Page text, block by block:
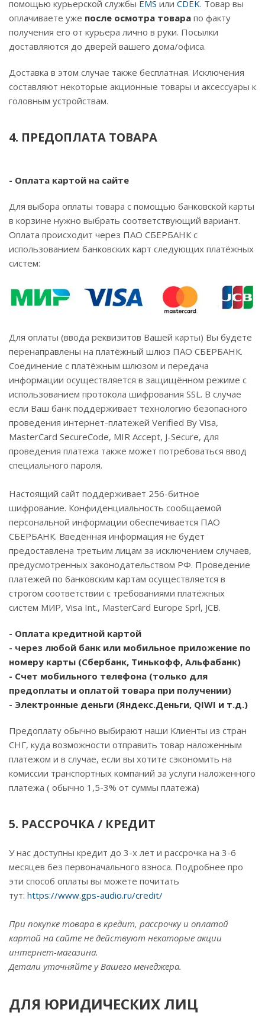
помощью курьерской службы EMS или CDEK. Товар вы
оплачиваете уже после осмотра товара по факту
получения его от курьера лично в руки. Посылки
доставляются до дверей вашего дома/офиса.
Доставка в этом случае также бесплатная. Исключения
составляют некоторые акционные товары и аксессуары к
головным устройствам.
4. ПРЕДОПЛАТА ТОВАРА
- Оплата картой на сайте
Для выбора оплаты товара с помощью банковской карты
в корзине нужно выбрать соответствующий вариант.
Оплата происходит через ПАО СБЕРБАНК с
использованием банковских карт следующих платёжных
систем:
Для оплаты (ввода реквизитов Вашей карты) Вы будете
перенаправлены на платёжный шлюз ПАО СБЕРБАНК.
Соединение с платёжным шлюзом и передача
информации осуществляется в защищённом режиме с
использованием протокола шифрования SSL. В случае
если Ваш банк поддерживает технологию безопасного
проведения интернет-платежей Verified By Visa,
MasterCard SecureCode, MIR Accept, J-Secure, для
проведения платежа также может потребоваться ввод
специального пароля.
Настоящий сайт поддерживает 256-битное
шифрование. Конфиденциальность сообщаемой
персональной информации обеспечивается ПАО
СБЕРБАНК. Введённая информация не будет
предоставлена третьим лицам за исключением случаев,
предусмотренных законодательством РФ. Проведение
платежей по банковским картам осуществляется в
строгом соответствии с требованиями платёжных
систем МИР, Visa Int., MasterCard Europe Sprl, JCB.
- Оплата кредитной картой
- через любой банк или мобильное приложение по
номеру карты (Сбербанк, Тинькофф, Альфабанк)
- Счет мобильного телефона (только для
предоплаты и оплатой товара при получении)
- Электронные деньги (Яндекс.Деньги, QIWI и т.д.)
Предоплату обычно выбирают наши Клиенты из стран
СНГ, куда возможности отправить товар наложенным
платежом и в случае, если вы хотите сэкономить на
комиссии транспортных компаний за услуги наложенного
платежа ( обычно 1,5-3% от суммы платежа)
5. РАССРОЧКА / КРЕДИТ
У нас доступны кредит до 3-х лет и рассрочка на 3-6
месяцев без первоначального взноса. Подробнее про
эти способ оплаты вы можете почитать
тут: https://www.gps-audio.ru/credit/
При покупке товара в кредит, рассрочку и оплатой
картой на сайте не действуют некоторые акции
интернет-магазина.
Детали уточняйте у Вашего менеджера.
ДЛЯ ЮРИДИЧЕСКИХ ЛИЦ